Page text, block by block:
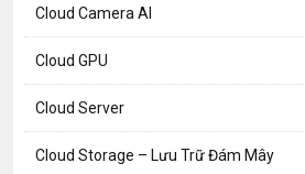
Cloud Camera AI
Cloud GPU
Cloud Server
Cloud Storage – Lưu Trữ Đám Mây